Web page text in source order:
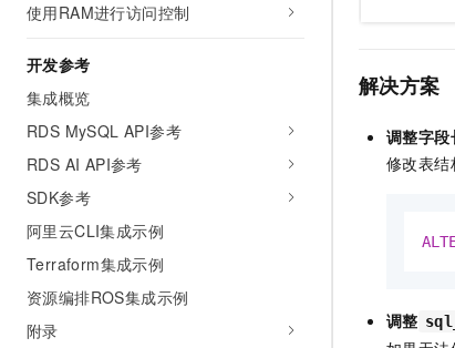
使用RAM进行访问控制
开发参考
集成概览
RDS MySQL API参考
RDS AI API参考
SDK参考
阿里云CLI集成示例
Terraform集成示例
资源编排ROS集成示例
附录
解决方案
调整字段
修改表结
调整